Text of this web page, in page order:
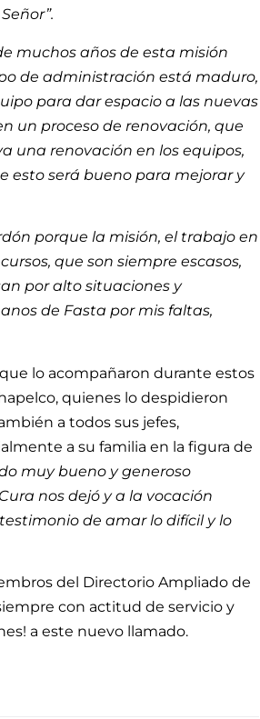
muchos años de esta misión
de administración está maduro,
para dar espacio a las nuevas
un proceso de renovación, que
una renovación en los equipos,
esto será bueno para mejorar y
porque la misión, el trabajo en
que son siempre escasos,
por alto situaciones y
de Fasta por mis faltas,
lo acompañaron durante estos
quienes lo despidieron
a todos sus jefes,
a su familia en la figura de
muy bueno y generoso
nos dejó y a la vocación
de amar lo difícil y lo
del Directorio Ampliado de
con actitud de servicio y
a este nuevo llamado.